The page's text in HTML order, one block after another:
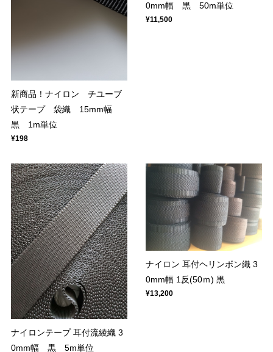
新商品！ナイロン チユーブ
状テープ 袋織 15mm幅
黒 1m単位
¥198
0mm幅 黒 50m単位
¥11,500
ナイロンテープ 耳付流綾織 3
0mm幅 黒 5m単位
ナイロン 耳付ヘリンボン織 3
0mm幅 1反(50ｍ) 黒
¥13,200